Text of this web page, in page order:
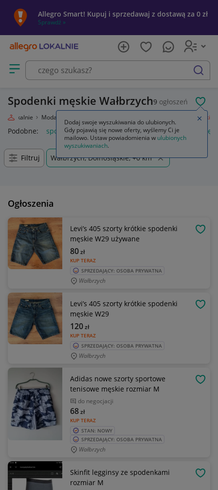
Allegro Smart! Kupuj i sprzedawaj z dostawą za 0 zł
Sprawdź »
Otwórz menu z kategoriami
szukaj
Spodenki męskie Wałbrzych9 ogłoszeń
Lokalnie Moda Spodenki
Podobne: spodenki spodenki męskie krótkie spodenki
Filtruj Wałbrzych, Dolnośląskie, +0 km
Ogłoszenia
Levi’s 405 szorty krótkie spodenki
męskie W29 używane
KUP TERAZ
80zł
SPRZEDAJĄCY: OSOBA PRYWATNA
Wałbrzych
Levi’s 405 szorty krótkie spodenki
męskie W29
KUP TERAZ
120zł
SPRZEDAJĄCY: OSOBA PRYWATNA
Wałbrzych
Adidas nowe szorty sportowe
tenisowe męskie rozmiar M
do negocjacji
KUP TERAZ
68zł
STAN: NOWY
SPRZEDAJĄCY: OSOBA PRYWATNA
Wałbrzych
Skinfit legginsy ze spodenkami
rozmiar M
Dodaj swoje wyszukiwania do ulubionych.
Gdy pojawią się nowe oferty, wyślemy Ci je
mailowo. Ustaw powiadomienia w ulubionych
wyszukiwaniach.